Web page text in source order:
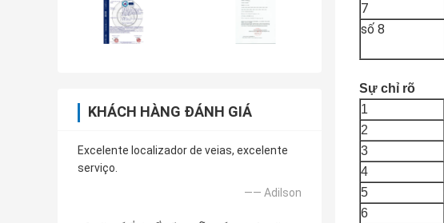
KHÁCH HÀNG ĐÁNH GIÁ
Excelente localizador de veias, excelente
serviço.
—— Adilson
7
số 8
Sự chỉ rõ
1
2
3
4
5
6